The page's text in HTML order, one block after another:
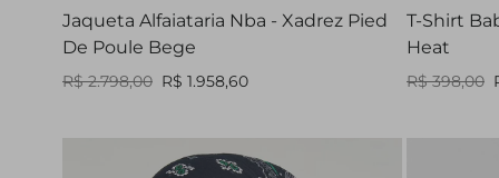
Jaqueta Alfaiataria Nba - Xadrez Pied
De Poule Bege
R$ 2.798,00 R$ 1.958,60
T-Shirt
Heat
R$ 398,00